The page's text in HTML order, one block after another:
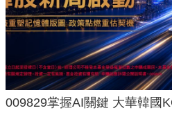
009829掌握AI關鍵 大華韓國